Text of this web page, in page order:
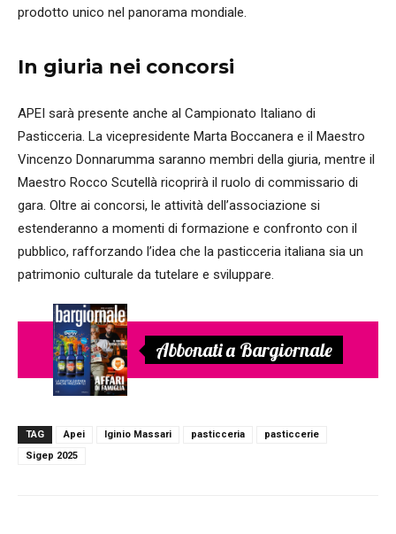
prodotto unico nel panorama mondiale.
In giuria nei concorsi
APEI sarà presente anche al Campionato Italiano di
Pasticceria. La vicepresidente Marta Boccanera e il Maestro
Vincenzo Donnarumma saranno membri della giuria, mentre il
Maestro Rocco Scutellà ricoprirà il ruolo di commissario di
gara. Oltre ai concorsi, le attività dell’associazione si
estenderanno a momenti di formazione e confronto con il
pubblico, rafforzando l’idea che la pasticceria italiana sia un
patrimonio culturale da tutelare e sviluppare.
Abbonati a Bargiornale
TAG Apei Iginio Massari pasticceria
pasticcerie
Sigep 2025